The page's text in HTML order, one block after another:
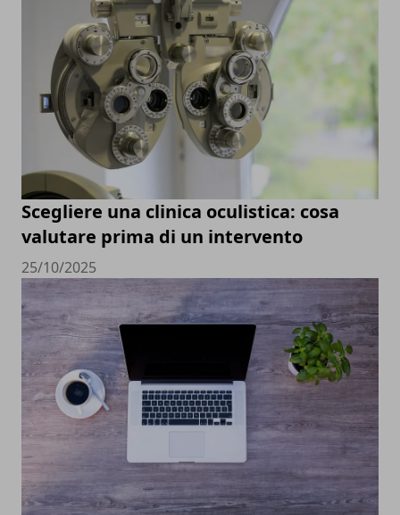
Scegliere una clinica oculistica: cosa
valutare prima di un intervento
25/10/2025